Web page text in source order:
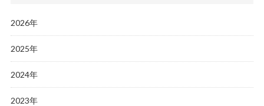
2026年
2025年
2024年
2023年